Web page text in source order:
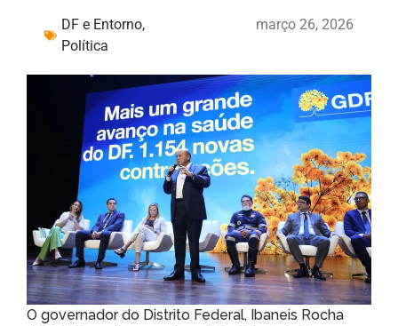
DF e Entorno,
Política
março 26, 2026
O governador do Distrito Federal, Ibaneis Rocha